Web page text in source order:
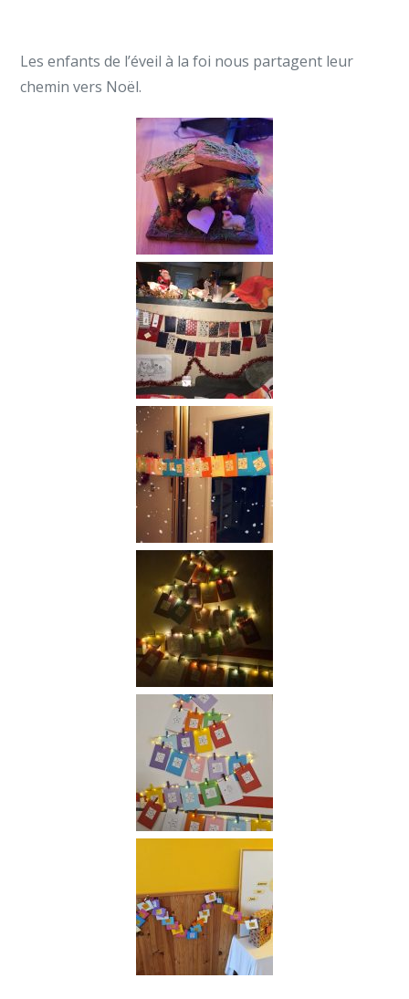
Les enfants de l’éveil à la foi nous partagent leur
chemin vers Noël.